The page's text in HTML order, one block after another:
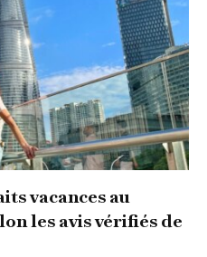
vacances au
les avis vérifiés de